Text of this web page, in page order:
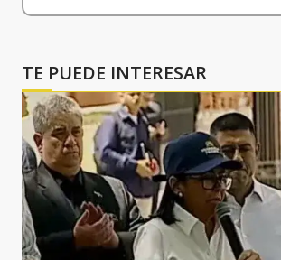
TE PUEDE INTERESAR